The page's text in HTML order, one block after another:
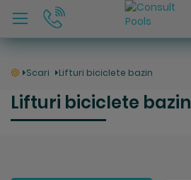
Scari Lifturi biciclete bazin
Lifturi biciclete bazin